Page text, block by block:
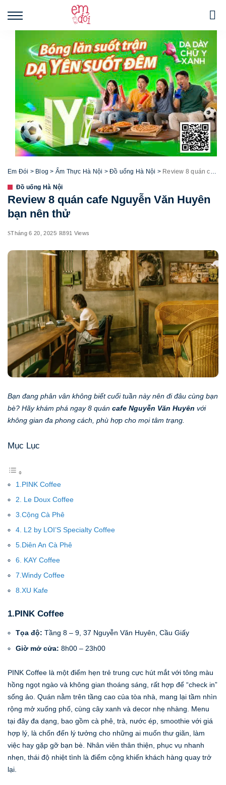
Em Đói > Blog > Ẩm Thực Hà Nội > Đồ uống Hà Nội > Review 8 quán cafe Nguyễn Văn Huyên bạn nên thử
Đồ uống Hà Nội
Review 8 quán cafe Nguyễn Văn Huyên
bạn nên thử
Tháng 6 20, 2025 891 Views
Bạn đang phân vân không biết cuối tuần này nên đi đâu cùng bạn
bè? Hãy khám phá ngay 8 quán cafe Nguyễn Văn Huyên với
không gian đa phong cách, phù hợp cho mọi tâm trạng.
Mục Lục
1.PINK Coffee
2. Le Doux Coffee
3.Cộng Cà Phê
4. L2 by LOI’S Specialty Coffee
5.Diên An Cà Phê
6. KAY Coffee
7.Windy Coffee
8.XU Kafe
1.PINK Coffee
Tọa độ: Tầng 8 – 9, 37 Nguyễn Văn Huyên, Cầu Giấy
Giờ mở cửa: 8h00 – 23h00
PINK Coffee là một điểm hẹn trẻ trung cực hút mắt với tông màu
hồng ngọt ngào và không gian thoáng sáng, rất hợp để “check in”
sống ảo. Quán nằm trên tầng cao của tòa nhà, mang lại tầm nhìn
rộng mở xuống phố, cùng cây xanh và decor nhẹ nhàng. Menu
tại đây đa dạng, bao gồm cà phê, trà, nước ép, smoothie với giá
hợp lý, là chốn đến lý tưởng cho những ai muốn thư giãn, làm
việc hay gặp gỡ bạn bè. Nhân viên thân thiện, phục vụ nhanh
nhẹn, thái độ nhiệt tình là điểm cộng khiến khách hàng quay trở
lại.